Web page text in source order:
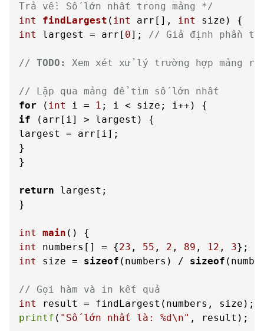
Trả về: Số lớn nhất trong mảng */
int
findLargest ( int arr[], int size)
int
largest = arr[ 0]; // Giả định phần
// TODO: Xem xét xử lý trường hợp mảng
// Lặp qua mảng để tìm số lớn nhất
for ( int i = 1
if (arr[i] > largest) {
largest = arr[i];
}
}
return largest;
}
int main ()
int
numbers[] = {23 , 55 , 2 , 89 , 12 , 3
int
size = sizeof (numbers) / sizeof
// Gọi hàm và in kết quả
int
printf ( "Số lớn nhất là: %d\n" , result);